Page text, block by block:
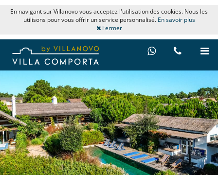
En navigant sur Villanovo vous acceptez l'utilisation des cookies. Nous les
utilisons pour vous offrir un service personnalisé. En savoir plus
Fermer